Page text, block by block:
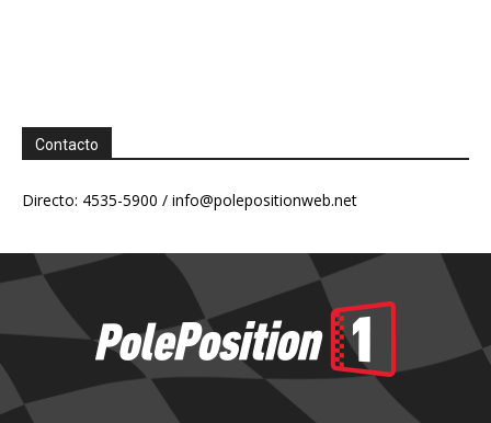
Contacto
Directo: 4535-5900 / info@polepositionweb.net